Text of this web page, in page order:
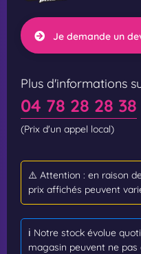
Je demande un
Plus d'informations
04 78 28 28 38
(Prix d'un appel local)
⚠️ Attention : en raison
prix affichés peuvent
ℹ️ Notre stock évolue
magasin peuvent ne